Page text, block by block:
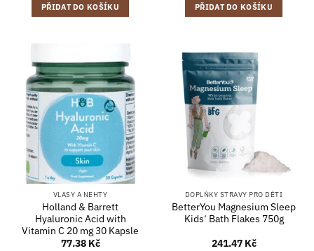
PŘIDAT DO KOŠÍKU PŘIDAT DO KOŠÍKU
VLASY A NEHTY
Holland & Barrett
Hyaluronic Acid with
Vitamin C 20 mg 30 Kapsle
77.38 Kč
DOPLŇKY STRAVY PRO DĚTI
BetterYou Magnesium Sleep
Kids‘ Bath Flakes 750g
241.47 Kč